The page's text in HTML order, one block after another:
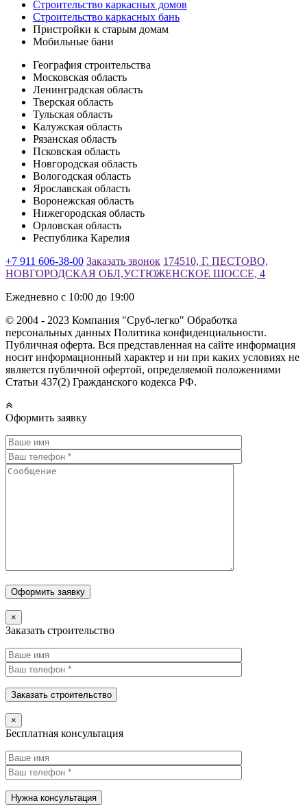
Строительство каркасных домов
Строительство каркасных бань
Пристройки к старым домам
Мобильные бани
География строительства
Московская область
Ленинградская область
Тверская область
Тульская область
Калужская область
Рязанская область
Псковская область
Новгородская область
Вологодская область
Ярославская область
Воронежская область
Нижегородская область
Орловская область
Республика Карелия
+7 911 606-38-00 Заказать звонок 174510, Г. ПЕСТОВО,
НОВГОРОДСКАЯ ОБЛ,УСТЮЖЕНСКОЕ ШОССЕ, 4
Ежедневно с 10:00 до 19:00
© 2004 - 2023 Компания "Сруб-легко" Обработка
персональных данных Политика конфиденциальности.
Публичная оферта. Вся представленная на сайте информация
носит информационный характер и ни при каких условиях не
является публичной офертой, определяемой положениями
Статьи 437(2) Гражданского кодекса РФ.
Оформить заявку
×
Заказать строительство
×
Бесплатная консультация